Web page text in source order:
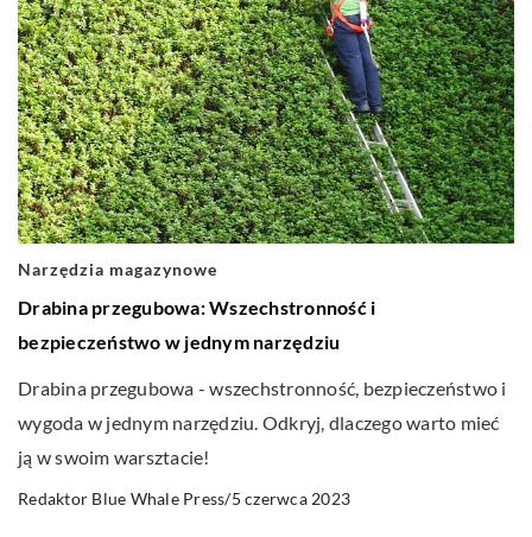
Narzędzia magazynowe
Drabina przegubowa: Wszechstronność i
bezpieczeństwo w jednym narzędziu
Drabina przegubowa - wszechstronność, bezpieczeństwo i
wygoda w jednym narzędziu. Odkryj, dlaczego warto mieć
ją w swoim warsztacie!
Redaktor Blue Whale Press/5 czerwca 2023